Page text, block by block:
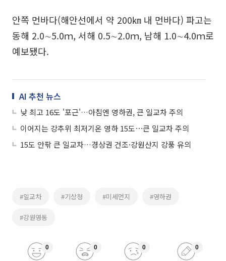
안쪽 먼바다(해안선에서 약 200㎞ 내 먼바다) 파고는
동해 2.0∼5.0ｍ, 서해 0.5∼2.0ｍ, 남해 1.0∼4.0ｍ로
예보됐다.
AI 추천 뉴스
낮 최고 16도 '포근'…아침엔 영하권, 큰 일교차 주의
이어지는 강추위 최저기온 영하 15도⋯큰 일교차 주의
15도 안팎 큰 일교차…경상권 건조·강원산지 강풍 유의
#일교차 #기상청 #미세먼지 #영하권
#강원영동
0 0 0 0